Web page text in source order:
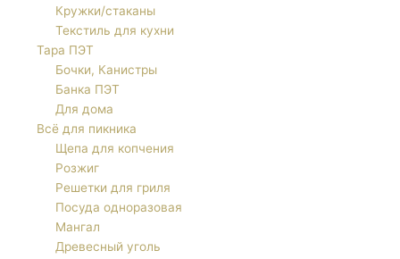
Кружки/стаканы
Текстиль для кухни
Тара ПЭТ
Бочки, Канистры
Банка ПЭТ
Для дома
Всё для пикника
Щепа для копчения
Розжиг
Решетки для гриля
Посуда одноразовая
Мангал
Древесный уголь